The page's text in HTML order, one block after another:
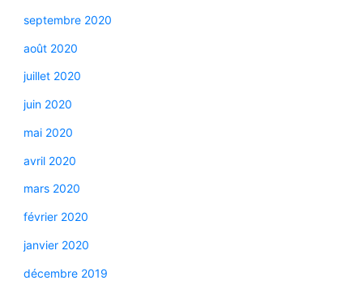
septembre 2020
août 2020
juillet 2020
juin 2020
mai 2020
avril 2020
mars 2020
février 2020
janvier 2020
décembre 2019